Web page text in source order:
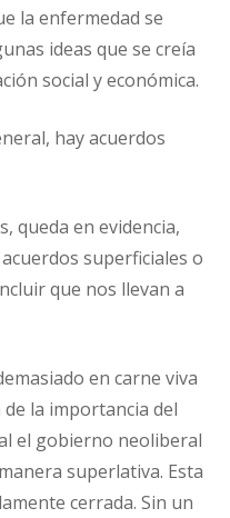
la enfermedad se
ideas que se creía
social y económica.
hay acuerdos
queda en evidencia,
superficiales o
que nos llevan a
en carne viva
la importancia del
el gobierno neoliberal
superlativa. Esta
cerrada. Sin un